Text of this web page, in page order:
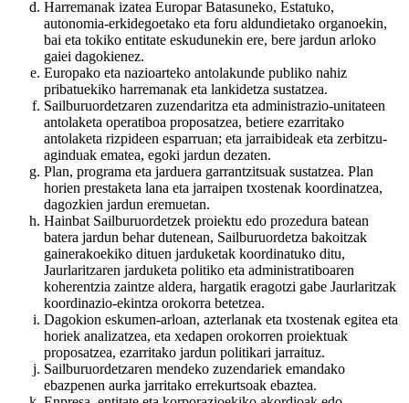
Harremanak izatea Europar Batasuneko, Estatuko,
autonomia-erkidegoetako eta foru aldundietako organoekin,
bai eta tokiko entitate eskudunekin ere, bere jardun arloko
gaiei dagokienez.
Europako eta nazioarteko antolakunde publiko nahiz
pribatuekiko harremanak eta lankidetza sustatzea.
Sailburuordetzaren zuzendaritza eta administrazio-unitateen
antolaketa operatiboa proposatzea, betiere ezarritako
antolaketa rizpideen esparruan; eta jarraibideak eta zerbitzu-
aginduak ematea, egoki jardun dezaten.
Plan, programa eta jarduera garrantzitsuak sustatzea. Plan
horien prestaketa lana eta jarraipen txostenak koordinatzea,
dagozkien jardun eremuetan.
Hainbat Sailburuordetzek proiektu edo prozedura batean
batera jardun behar dutenean, Sailburuordetza bakoitzak
gainerakoekiko dituen jarduketak koordinatuko ditu,
Jaurlaritzaren jarduketa politiko eta administratiboaren
koherentzia zaintze aldera, hargatik eragotzi gabe Jaurlaritzak
koordinazio-ekintza orokorra betetzea.
Dagokion eskumen-arloan, azterlanak eta txostenak egitea eta
horiek analizatzea, eta xedapen orokorren proiektuak
proposatzea, ezarritako jardun politikari jarraituz.
Sailburuordetzaren mendeko zuzendariek emandako
ebazpenen aurka jarritako errekurtsoak ebaztea.